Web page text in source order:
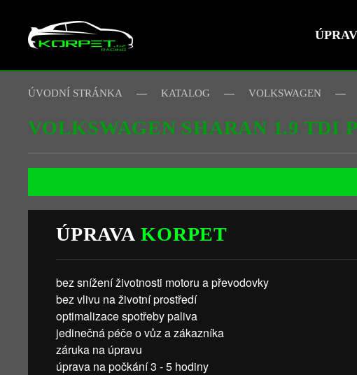
Skip to main content
ÚVODNÍ STRÁNKA KATALOG VOLKSWAGEN
VOLKSWAGEN SHARAN 1.9 TDI
ÚPRAVAKORPET
bez snížení životnosti motoru a převodovky
bez vlivu na životní prostředí
optimalizace spotřeby paliva
jedinečná péče o vůz a zákazníka
záruka na úpravu
úprava na počkání 3 - 5 hodiny